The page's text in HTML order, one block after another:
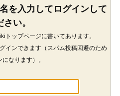
を入力してログインして
さい。
トップページに書いてあります。
インできます（スパム投稿回避のため
なります）。